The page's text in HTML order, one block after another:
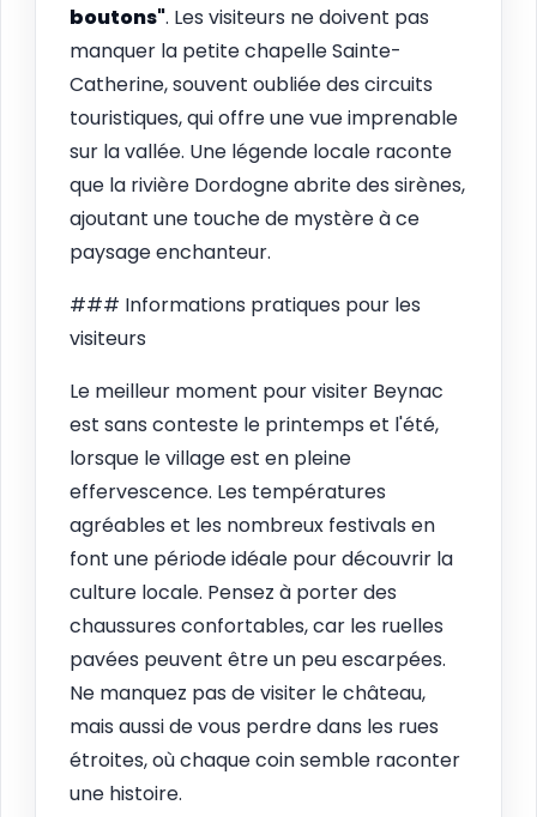
boutons". Les visiteurs ne doivent pas
manquer la petite chapelle Sainte-
Catherine, souvent oubliée des circuits
touristiques, qui offre une vue imprenable
sur la vallée. Une légende locale raconte
que la rivière Dordogne abrite des sirènes,
ajoutant une touche de mystère à ce
paysage enchanteur.
### Informations pratiques pour les
visiteurs
Le meilleur moment pour visiter Beynac
est sans conteste le printemps et l'été,
lorsque le village est en pleine
effervescence. Les températures
agréables et les nombreux festivals en
font une période idéale pour découvrir la
culture locale. Pensez à porter des
chaussures confortables, car les ruelles
pavées peuvent être un peu escarpées.
Ne manquez pas de visiter le château,
mais aussi de vous perdre dans les rues
étroites, où chaque coin semble raconter
une histoire.